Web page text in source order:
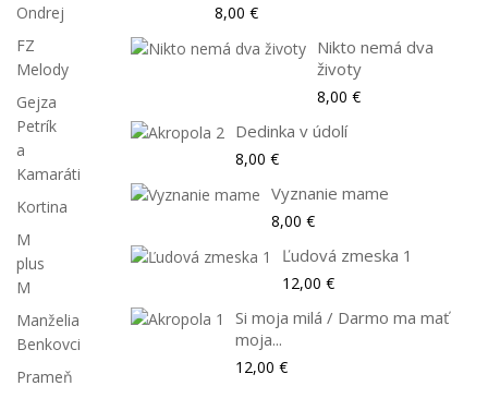
Ondrej
FZ
Melody
Gejza
Petrík
a
Kamaráti
Kortina
M
plus
M
Manželia
Benkovci
Prameň
8,00 €
Nikto nemá dva
životy
8,00 €
Dedinka v údolí
8,00 €
Vyznanie mame
8,00 €
Ľudová zmeska 1
12,00 €
Si moja milá / Darmo ma mať
moja...
12,00 €